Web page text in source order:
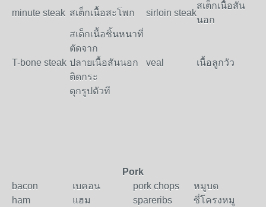
minute steak สเต็กเนื้อสะโพก sirloin steak
สเต็กเนื้อสัน
นอก
T-bone steak
สเต็กเนื้อชิ้นหนาที่
ตัดจาก
ปลายเนื้อสันนอก
ติดกระ
ดุกรูปตัวที
veal เนื้อลูกวัว
Pork
bacon
เบคอน pork chops
หมูบด
ham
แฮม spareribs
ซี่โครงหมู